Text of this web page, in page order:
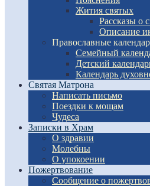
Жития святых
Рассказы о
Описание
Православные
Семейный
Детский
Календарь
Святая Матрона
Написать письмо
Поездки к мощам
Чудеса
Записки в Храм
О здравии
Молебны
О упокоении
Пожертвование
Сообщение о